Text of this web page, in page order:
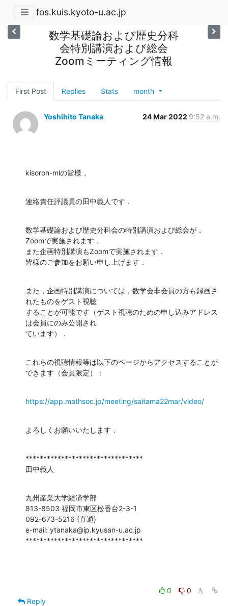
fos.kuis.kyoto-u.ac.jp
数学基礎論および歴史分科
会特別講演および総会
Zoomミーティング情報
First Post Replies Stats month
Yoshihito Tanaka 24 Mar 2022 9:52 a.m.
kisoron-mlの皆様，
連絡責任評議員の田中義人です．
数学基礎論および歴史分科会の特別講演および総会が，
Zoomで実施されます．
また企画特別講演もZoomで実施されます．
皆様のご参加をお願い申し上げます．
また，企画特別講演については，数学会非会員の方も録画さ
れたものをゲスト視聴
することが可能です（ゲスト視聴のための申し込みアドレス
は会員にのみ公開され
ています）．
これらの視聴情報等は以下のページからアクセスすることが
できます（会員限定）：
https://app.mathsoc.jp/meeting/saitama22mar/video/
よろしくお願いいたします．
*********************************
田中義人
九州産業大学経済学部
813-8503 福岡市東区松香台2-3-1
092-673-5216 (直通)
e-mail: ytanaka@ip.kyusan-u.ac.jp
*********************************
0
0
Reply